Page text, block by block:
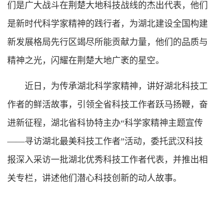
们是广大战斗在荆楚大地科技战线的杰出代表，他们
是新时代科学家精神的践行者，为湖北建设全国构建
新发展格局先行区竭尽所能贡献力量，他们的品质与
精神之光，闪耀在荆楚大地广袤的星空。
近日，为传承湖北科学家精神，讲好湖北科技工
作者的鲜活故事，引领全省科技工作者跃马扬鞭，奋
进新征程，湖北省科协特主办“科学家精神主题宣传
——寻访湖北最美科技工作者”活动，委托武汉科技
报深入采访一批湖北优秀科技工作者代表，并推出相
关专栏，讲述他们潜心科技创新的动人故事。